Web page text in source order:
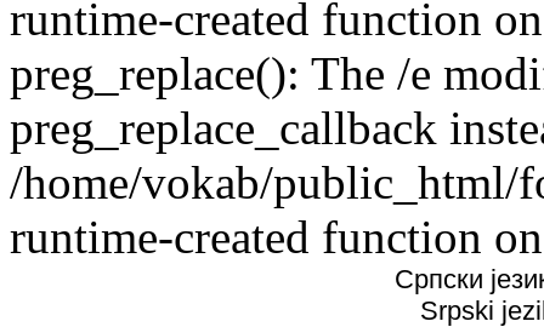
runtime-created function
preg_replace(): The /e
preg_replace_callback
/home/vokab/public_html/
runtime-created function
Српски
Srpski